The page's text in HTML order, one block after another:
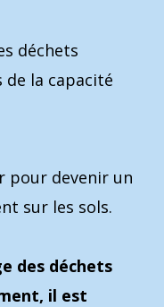
déchets
la capacité
pour devenir un
sur les sols.
des déchets
il est